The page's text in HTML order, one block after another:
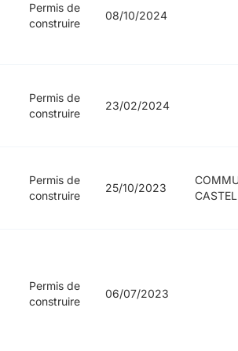
Permis de
construire
08/10/2024
Permis de
construire
23/02/2024
Permis de
construire
25/10/2023
Permis de
construire
06/07/2023